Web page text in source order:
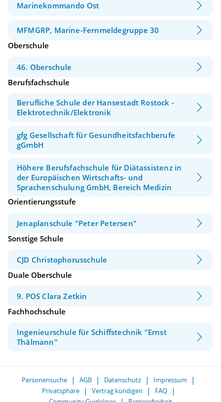
Marinekommando Ost
MFMGRP, Marine-Fernmeldegruppe 30
Oberschule
46. Oberschule
Berufsfachschule
Berufliche Schule der Hansestadt Rostock -
Elektrotechnik/Elektronik
gfg Gesellschaft für Gesundheitsfachberufe
gGmbH
Höhere Berufsfachschule für Diätassistenz in
der Europäischen Wirtschafts- und
Sprachenschulung GmbH, Bereich Medizin
Orientierungsstufe
Jenaplanschule "Peter Petersen"
Sonstige Schule
CJD Christophorusschule
Duale Oberschule
9. POS Clara Zetkin
Fachhochschule
Ingenieurschule für Schiffstechnik "Ernst
Thälmann"
Personensuche AGB Datenschutz
Impressum
Privatsphäre
Vertrag kündigen
FAQ